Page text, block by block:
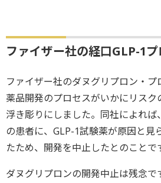
ファイザー社の経口GLP-1
ファイザー社のダヌグリプロン・
薬品開発のプロセスがいかにリスク
浮き彫りにしました。同社によれ
の患者に、GLP-1試験薬が原因と見
たため、開発を中止したとのことで
ダヌグリプロンの開発中止は残念